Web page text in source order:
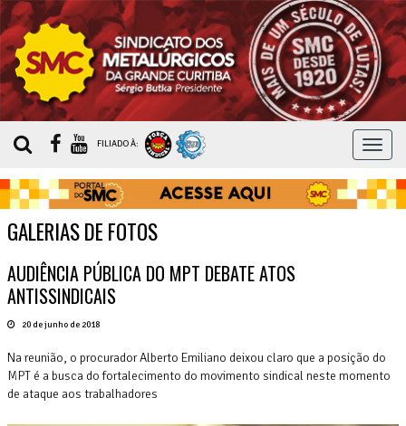
MENU
FILIADO À:
GALERIAS DE FOTOS
AUDIÊNCIA PÚBLICA DO MPT DEBATE ATOS
ANTISSINDICAIS
20 de junho de 2018
Na reunião, o procurador Alberto Emiliano deixou claro que a posição do
MPT é a busca do fortalecimento do movimento sindical neste momento
de ataque aos trabalhadores